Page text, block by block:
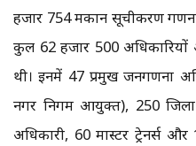
हजार 754 मकान सूचीकरण
कुल 62 हजार 500 अधिकारियों
थी। इनमें 47 प्रमुख जनगणना
नगर निगम आयुक्त), 250
अधिकारी, 60 मास्टर ट्रेनर्स